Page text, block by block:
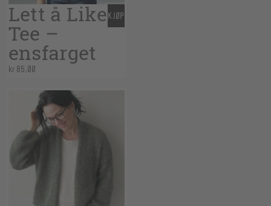
Lett å Like
Tee –
ensfarget
kr85,00
KJØP